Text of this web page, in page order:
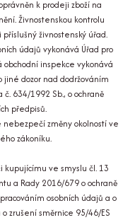
k prodeji zboží na
Živnostenskou kontrolu
živnostenský úřad.
údajů vykonává Úřad pro
obchodní inspekce vykonává
dozor nad dodržováním
634/1992 Sb., o ochraně
předpisů.
změny okolností ve
zákoníku.
kupujícímu ve smyslu čl. 13
a Rady 2016/679 o ochraně
osobních údajů a o
zrušení směrnice 95/46/ES